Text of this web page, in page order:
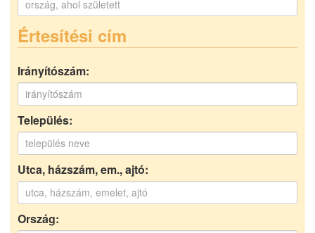
Értesítési cím
Irányítószám:
Település:
Utca, házszám, em., ajtó:
Ország: